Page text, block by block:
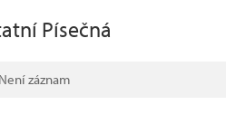
Písečná
Není záznam